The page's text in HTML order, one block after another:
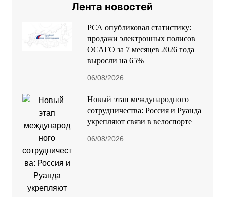
Лента новостей
РСА опубликовал статистику:
продажи электронных полисов
ОСАГО за 7 месяцев 2026 года
выросли на 65%
06/08/2026
Новый этап международного
сотрудничества: Россия и Руанда
укрепляют связи в велоспорте
06/08/2026